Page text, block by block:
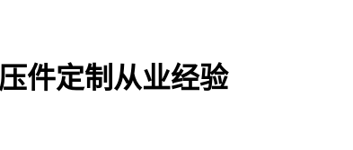
件定制从业经验